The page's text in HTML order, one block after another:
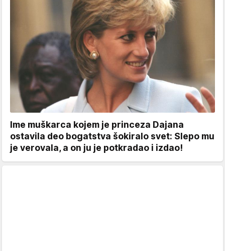
Ime muškarca kojem je princeza Dajana
ostavila deo bogatstva šokiralo svet: Slepo mu
je verovala, a on ju je potkradao i izdao!